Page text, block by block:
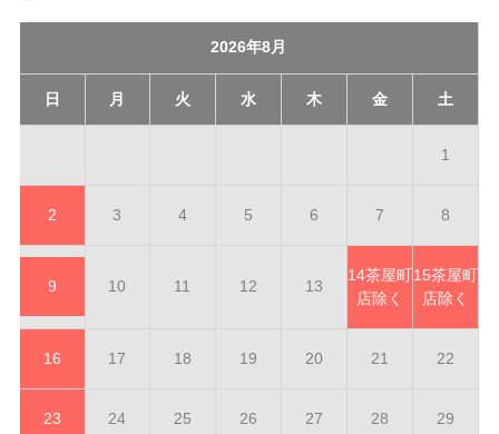
2026年8月
日 月 火 水 木 金 土
1
2 3 4 5 6 7 8
9 10 11 12 13
14茶屋町
店除く
15茶屋町
店除く
16 17 18 19 20 21 22
23 24 25 26 27 28 29